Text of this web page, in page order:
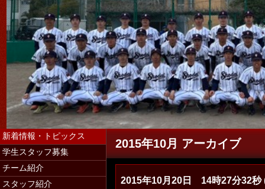
2015年10月 アーカイブ
2015年10月20日 14時27分32秒
新着情報・トピックス
学生スタッフ募集
チーム紹介
スタッフ紹介